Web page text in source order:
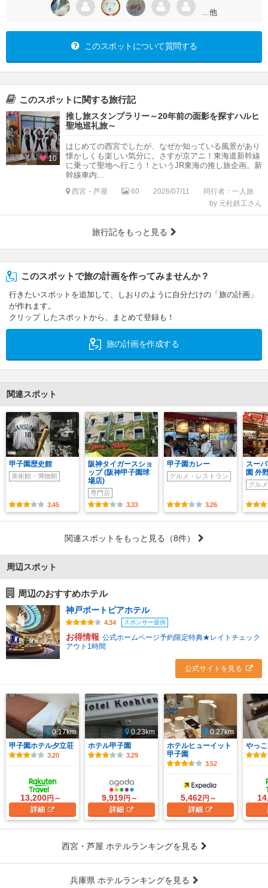
…他
このスポットについて質問する
このスポットに関する旅行記
10
推し旅スタンプラリー～20年前の面影を探すハルヒ
聖地巡礼旅～
はじめての西宮でしたが、なぜか知っている風景があり
懐かしくも楽しい気分に。さすが京アニ！東海道新幹線
に乗って聖地へ行こう！というJR東海の推し旅企画。新
幹線車内...
西宮・芦屋 60 2026/07/11
同行者：一人旅
by 元杜鉄工さん
旅行記をもっと見る
このスポットで旅の計画を作ってみませんか？
行きたいスポットを追加して、しおりのように自分だけの「旅の計画」
が作れます。
クリップ したスポットから、まとめて登録も！
旅の計画を作成する
関連スポット
甲子園歴史館
美術館・博物館
3.45
阪神タイガースショ
ップ (阪神甲子園球
場店)
専門店
3.33
甲子園カレー
グルメ・レストラン
3.26
スー
園 外
グル
関連スポットをもっと見る （8件）
周辺スポット
周辺のおすすめホテル
神戸ポートピアホテル
4.34 スポンサー提供
お得情報 公式ホームページ予約限定特典★レイトチェック
アウト1時間
公式サイトを見る
0.17km
甲子園ホテル夕立荘
3.20
13,200円～
詳細
0.23km
ホテル甲子園
3.29
9,919円～
詳細
0.27km
ホテルヒューイット
甲子園
3.52
5,462円～
詳細
やっ
西宮・芦屋 ホテルランキングを見る
兵庫県 ホテルランキングを見る